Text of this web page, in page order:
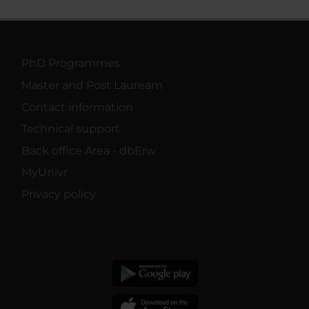
PhD Programmes
Master and Post Lauream
Contact information
Technical support
Back office Area - dbErw
MyUnivr
Privacy policy